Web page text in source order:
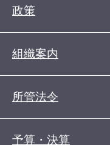
政策
組織案内
所管法令
予算・決算